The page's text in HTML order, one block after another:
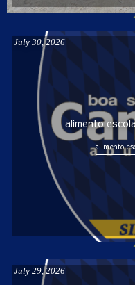
alimento
July 30,2026
alimento
July 29,2026